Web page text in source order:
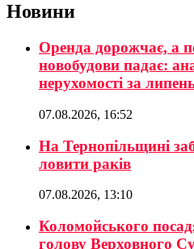
Новини
Оренда дорожчає, а
новобудови падає:
нерухомості за
07.08.2026, 16:52
На Тернопільщині
ловити раків
07.08.2026, 13:10
Коломойського
голову Верховного